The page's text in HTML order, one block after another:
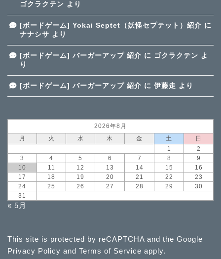
ゴクラクテン より
[ボードゲーム] Yokai Septet（妖怪セプテット）紹介 に
ナナシサ より
[ボードゲーム] バーガーアップ 紹介 に ゴクラクテン よ
り
[ボードゲーム] バーガーアップ 紹介 に 伊藤走 より
2026年8月
月
火 水 木 金 土
日
1
2
3
4 5 6 7 8
9
10
11 12 13 14 15
16
17
18 19 20 21 22
23
24
25 26 27 28 29
30
31
« 5月
This site is protected by reCAPTCHA and the Google
Privacy Policy and Terms of Service apply.